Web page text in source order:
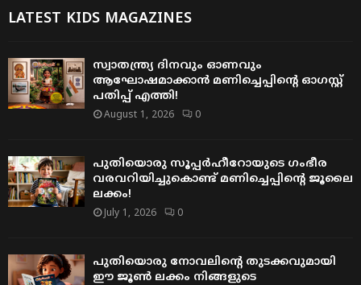
LATEST KIDS MAGAZINES
സ്വാതന്ത്ര്യ ദിനവും ഓണവും
ആഘോഷമാക്കാൻ മണിച്ചെപ്പിന്റെ ഓഗസ്റ്റ്
പതിപ്പ് എത്തി!
August 1, 2026 0
പുതിയൊരു സൂപ്പർഹീറോയുടെ ഗംഭീര
വരവറിയിച്ചുകൊണ്ട് മണിച്ചെപ്പിന്റെ ജൂലൈ
ലക്കം!
July 1, 2026 0
പുതിയൊരു നോവലിന്റെ തുടക്കവുമായി
ഈ ജൂൺ ലക്കം നിങ്ങളുടെ